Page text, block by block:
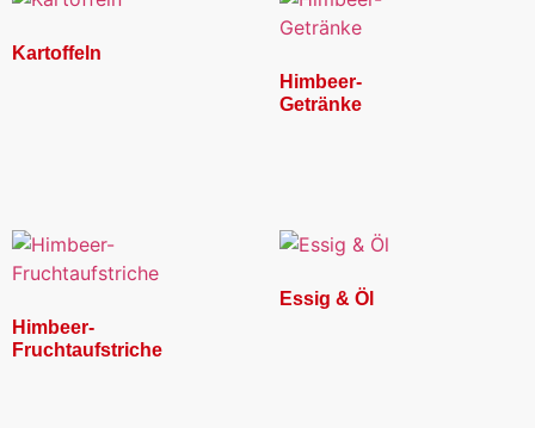
Kartoffeln
Himbeer-
Getränke
Himbeer-
Fruchtaufstriche
Essig & Öl